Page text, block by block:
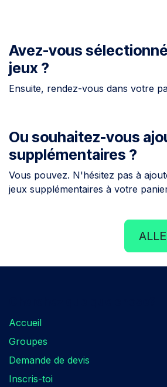
Avez-vous
jeux ?
Ensuite, rendez-vous dans votre
Ou souhaitez-vous
supplémentaires ?
Vous pouvez. N'hésitez pas à
jeux supplémentaires à votre
Accueil
Groupes
Demande de devis
Inscris-toi